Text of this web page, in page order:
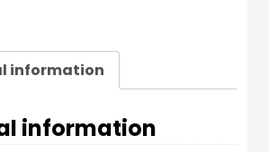
information
information